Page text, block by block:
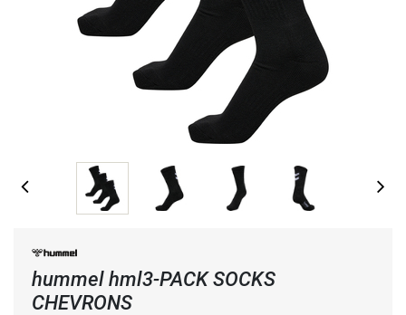
hummel hml3-PACK SOCKS
CHEVRONS